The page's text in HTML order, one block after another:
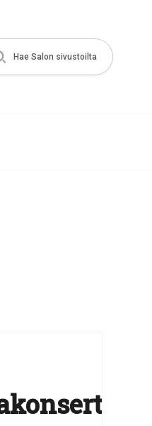
Hae Salon sivustoilta